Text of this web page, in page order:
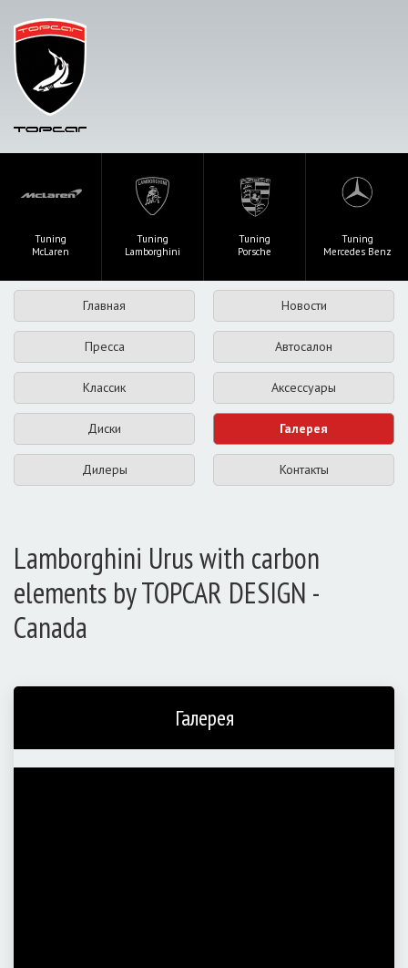
Tuning
McLaren
Tuning
Lamborghini
Tuning
Porsche
Tuning
Mercedes Benz
Главная Новости
Пресса Автосалон
Классик Аксессуары
Диски Галерея
Дилеры Контакты
Lamborghini Urus with carbon
elements by TOPCAR DESIGN -
Canada
Галерея